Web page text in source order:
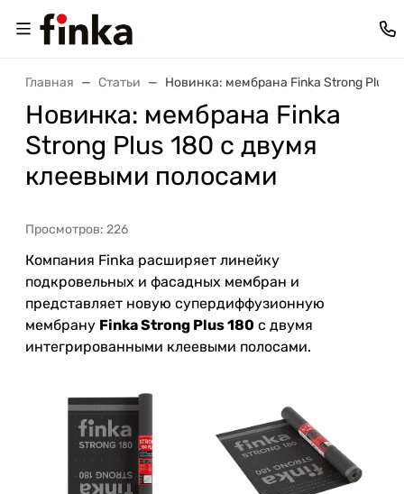
Главная Статьи Новинка: мембрана Finka Strong Plus
Новинка: мембрана Finka
Strong Plus 180 с двумя
клеевыми полосами
Просмотров: 226
Компания Finka расширяет линейку
подкровельных и фасадных мембран и
представляет новую супердиффузионную
мембрану Finka Strong Plus 180 с двумя
интегрированными клеевыми полосами.